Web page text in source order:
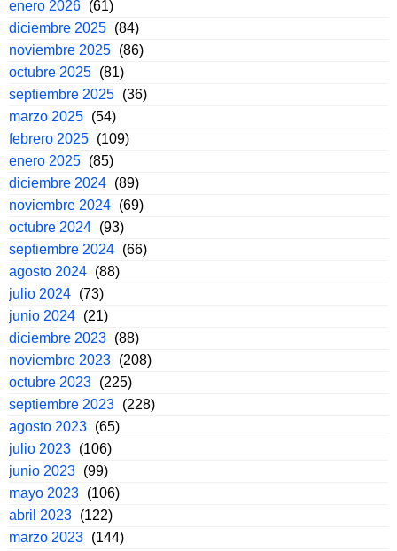
enero 2026 (61)
diciembre 2025 (84)
noviembre 2025 (86)
octubre 2025 (81)
septiembre 2025 (36)
marzo 2025 (54)
febrero 2025 (109)
enero 2025 (85)
diciembre 2024 (89)
noviembre 2024 (69)
octubre 2024 (93)
septiembre 2024 (66)
agosto 2024 (88)
julio 2024 (73)
junio 2024 (21)
diciembre 2023 (88)
noviembre 2023 (208)
octubre 2023 (225)
septiembre 2023 (228)
agosto 2023 (65)
julio 2023 (106)
junio 2023 (99)
mayo 2023 (106)
abril 2023 (122)
marzo 2023 (144)